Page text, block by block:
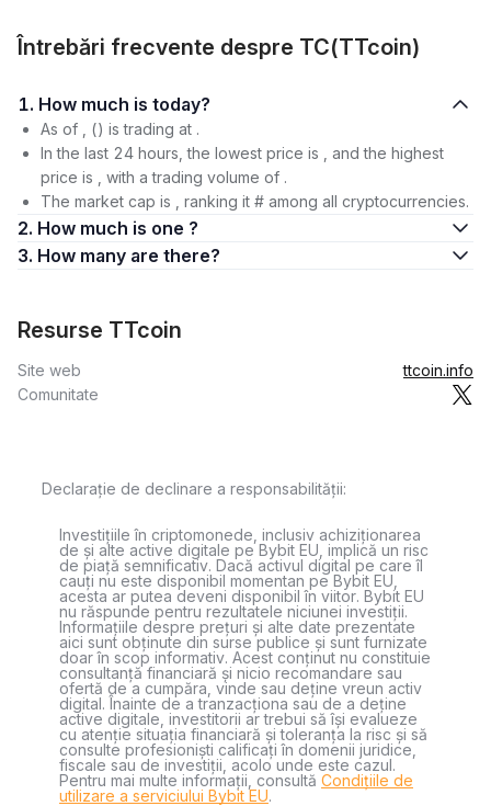
Întrebări frecvente despre TC(TTcoin)
1. How much is today?
As of , () is trading at .
In the last 24 hours, the lowest price is , and the highest
price is , with a trading volume of .
The market cap is , ranking it # among all cryptocurrencies.
2. How much is one ?
3. How many are there?
Resurse TTcoin
Site web
ttcoin.info
Comunitate
Declarație de declinare a responsabilității:
Investițiile în criptomonede, inclusiv achiziționarea
de și alte active digitale pe Bybit EU, implică un risc
de piață semnificativ. Dacă activul digital pe care îl
cauți nu este disponibil momentan pe Bybit EU,
acesta ar putea deveni disponibil în viitor. Bybit EU
nu răspunde pentru rezultatele niciunei investiții.
Informațiile despre prețuri și alte date prezentate
aici sunt obținute din surse publice și sunt furnizate
doar în scop informativ. Acest conținut nu constituie
consultanță financiară și nicio recomandare sau
ofertă de a cumpăra, vinde sau deține vreun activ
digital. Înainte de a tranzacționa sau de a deține
active digitale, investitorii ar trebui să își evalueze
cu atenție situația financiară și toleranța la risc și să
consulte profesioniști calificați în domenii juridice,
fiscale sau de investiții, acolo unde este cazul.
Pentru mai multe informații, consultă Condițiile de
utilizare a serviciului Bybit EU.